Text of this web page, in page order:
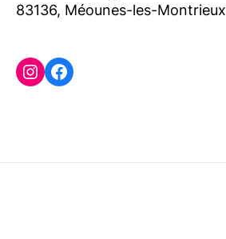
83136, Méounes-les-Montrieux
Instagram
Facebook